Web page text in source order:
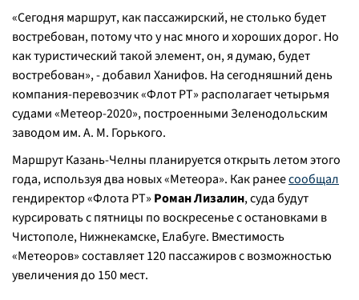
«Сегодня маршрут, как пассажирский, не столько будет
востребован, потому что у нас много и хороших дорог. Но
как туристический такой элемент, он, я думаю, будет
востребован», - добавил Ханифов. На сегодняшний день
компания-перевозчик «Флот РТ» располагает четырьмя
судами «Метеор-2020», построенными Зеленодольским
заводом им. А. М. Горького.
Маршрут Казань-Челны планируется открыть летом этого
года, используя два новых «Метеора». Как ранеесообщал
гендиректор «Флота РТ» Роман Лизалин, суда будут
курсировать с пятницы по воскресенье с остановками в
Чистополе, Нижнекамске, Елабуге. Вместимость
«Метеоров» составляет 120 пассажиров с возможностью
увеличения до 150 мест.